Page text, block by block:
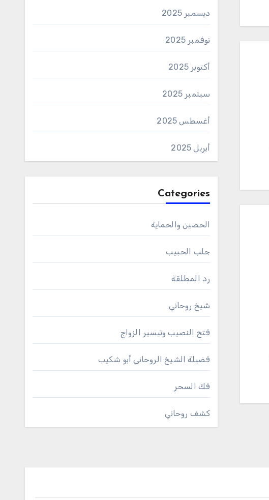
ديسمبر 2025
نوفمبر 2025
أكتوبر 2025
سبتمبر 2025
أغسطس 2025
أبريل 2025
Categories
الحصين والحماية
جلب الحبيب
رد المطلقة
شيخ روحاني
فتح النصيب وتيسير الزواج
فضيلة الشيخ الروحاني أبو شكيب
فك السحر
كشف روحاني